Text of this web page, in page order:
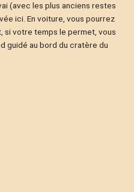
(avec les plus anciens restes
ici. En voiture, vous pourrez
si votre temps le permet, vous
guidé au bord du cratère du